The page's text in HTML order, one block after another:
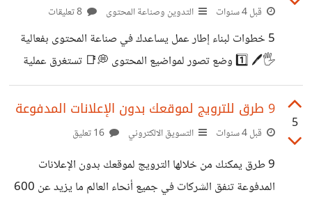
لخطتك الجديدة 😉 قمت بتجهيز سلسلة مؤلفة من قوائم متعلقة
بصناعة المحتوى والتسويق الرقمي سأطرحها عليكم تباعاً
والبداية مع قائمة بأهم الدورات في مجال التسويق الرقمي 👇
قبل 4 سنوات التدوين وصناعة المحتوى
5 خطوات لبناء إطار عمل يساعدك في صناعة المحتوى بفعالية
🖐🖊️ 1️⃣ وضع تصور لمواضيع المحتوى 💭📑 تستغرق عملية
صناعة المحتوى وقتاً طويلاً. ويساعدك اختيار شكل المحتوى
الذي تريد الاستمرار فيه والذي يدعم استراتيجيتك و يقربك من
أهدافك على صناعة محتوى بفعالية أكبر. 💡 ولأن كل شيء
تريد العمل عليها 2️⃣ وضع جدول زمني 📅⏳ يساعدك وضع
الجدول الزمني في مراقبة جدول المحتوى ويجعل منشوراتك
5
9 طرق للترويج لموقعك بدون الإعلانات المدفوعة
قبل 4 سنوات التسويق الالكتروني
9 طرق يمكنك من خلالها الترويج لموقعك بدون الإعلانات
المدفوعة تنفق الشركات في جميع أنحاء العالم ما يزيد عن 600